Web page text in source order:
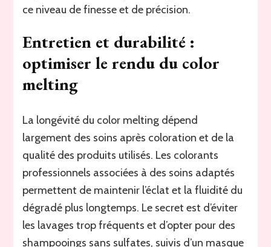
ce niveau de finesse et de précision.
Entretien et durabilité :
optimiser le rendu du color
melting
La longévité du color melting dépend
largement des soins après coloration et de la
qualité des produits utilisés. Les colorants
professionnels associées à des soins adaptés
permettent de maintenir l’éclat et la fluidité du
dégradé plus longtemps. Le secret est d’éviter
les lavages trop fréquents et d’opter pour des
shampooings sans sulfates, suivis d’un masque